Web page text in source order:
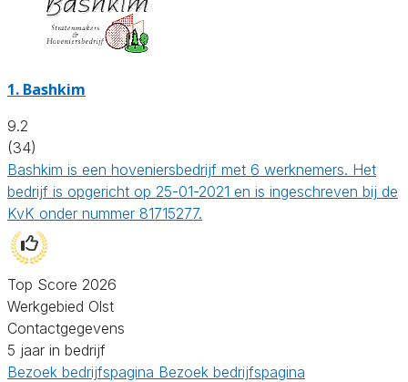
1. Bashkim
9.2
(34)
Bashkim is een hoveniersbedrijf met 6 werknemers. Het
bedrijf is opgericht op 25-01-2021 en is ingeschreven bij de
KvK onder nummer 81715277.
Top Score 2026
Werkgebied Olst
Contactgegevens
5 jaar in bedrijf
Bezoek bedrijfspagina Bezoek bedrijfspagina